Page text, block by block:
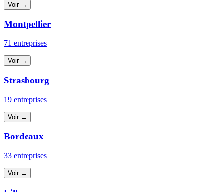
Voir →
Montpellier
71 entreprises
Voir →
Strasbourg
19 entreprises
Voir →
Bordeaux
33 entreprises
Voir →